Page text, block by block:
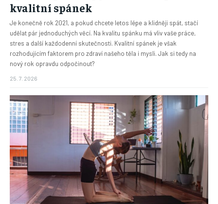
kvalitní spánek
Je konečně rok 2021, a pokud chcete letos lépe a klidněji spát, stačí
udělat pár jednoduchých věcí. Na kvalitu spánku má vliv vaše práce,
stres a další každodenní skutečnosti. Kvalitní spánek je však
rozhodujícím faktorem pro zdraví našeho těla i mysli. Jak si tedy na
nový rok opravdu odpočinout?
25. 7. 2026